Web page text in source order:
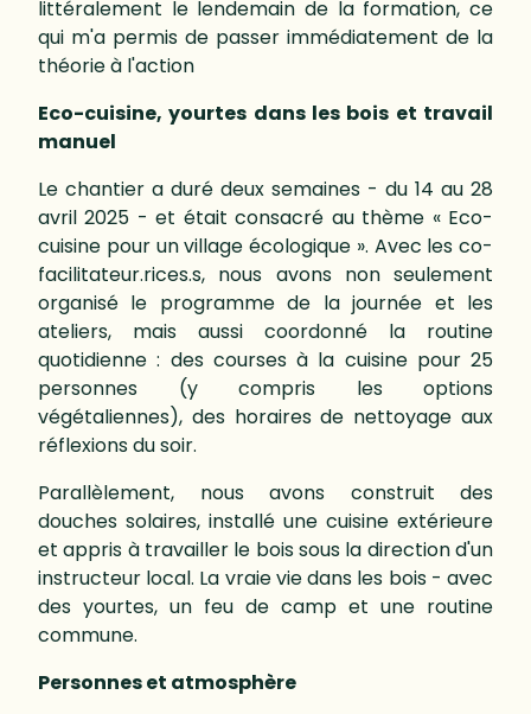
littéralement le lendemain de la formation, ce
qui m'a permis de passer immédiatement de la
théorie à l'action
Eco-cuisine, yourtes dans les bois et travail
manuel
Le chantier a duré deux semaines - du 14 au 28
avril 2025 - et était consacré au thème « Eco-
cuisine pour un village écologique ». Avec les co-
facilitateur.rices.s, nous avons non seulement
organisé le programme de la journée et les
ateliers, mais aussi coordonné la routine
quotidienne : des courses à la cuisine pour 25
personnes (y compris les options
végétaliennes), des horaires de nettoyage aux
réflexions du soir.
Parallèlement, nous avons construit des
douches solaires, installé une cuisine extérieure
et appris à travailler le bois sous la direction d'un
instructeur local. La vraie vie dans les bois - avec
des yourtes, un feu de camp et une routine
commune.
Personnes et atmosphère